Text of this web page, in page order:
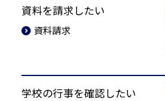
資料を請求したい
資料請求
学校の行事を確認したい